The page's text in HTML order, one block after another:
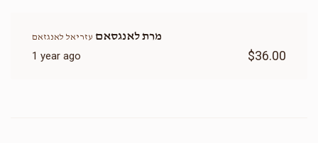
מרת לאנגסאם עזריאל לאנגזאם
1 year ago $36.00